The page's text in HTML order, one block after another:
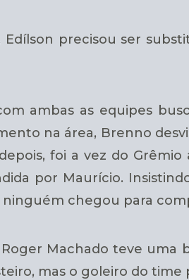
precisou ser
ambas as equipes
na área, Brenno
foi a vez do
por Maurício.
chegou para
Roger Machado teve
mas o goleiro do